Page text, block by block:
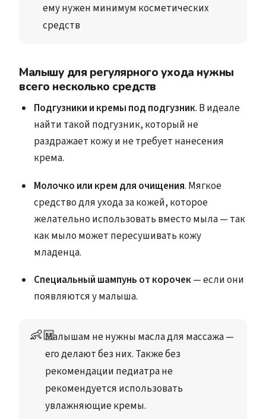
ему нужен минимум косметических
средств
Малышу для регулярного ухода нужны
всего несколько средств
Подгузники и кремы под подгузник. В идеале
найти такой подгузник, который не
раздражает кожу и не требует нанесения
крема.
Молочко или крем для очищения. Мягкое
средство для ухода за кожей, которое
желательно использовать вместо мыла — так
как мыло может пересушивать кожу
младенца.
Специальный шампунь от корочек— если они
появляются у малыша.
👶🏻Малышам не нужны масла для массажа —
его делают без них. Также без
рекомендации педиатра не
рекомендуется использовать
увлажняющие кремы.